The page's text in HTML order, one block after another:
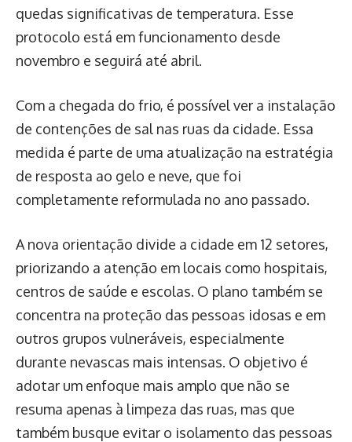
quedas significativas de temperatura. Esse
protocolo está em funcionamento desde
novembro e seguirá até abril.
Com a chegada do frio, é possível ver a instalação
de contenções de sal nas ruas da cidade. Essa
medida é parte de uma atualização na estratégia
de resposta ao gelo e neve, que foi
completamente reformulada no ano passado.
A nova orientação divide a cidade em 12 setores,
priorizando a atenção em locais como hospitais,
centros de saúde e escolas. O plano também se
concentra na proteção das pessoas idosas e em
outros grupos vulneráveis, especialmente
durante nevascas mais intensas. O objetivo é
adotar um enfoque mais amplo que não se
resuma apenas à limpeza das ruas, mas que
também busque evitar o isolamento das pessoas